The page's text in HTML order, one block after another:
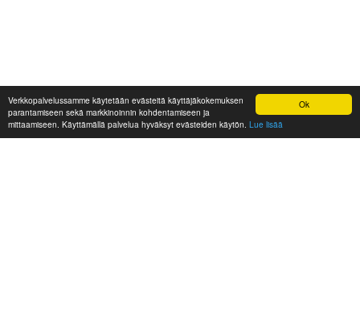
Ok
Verkkopalvelussamme käytetään evästeitä käyttäjäkokemuksen
parantamiseen sekä markkinoinnin kohdentamiseen ja
mittaamiseen. Käyttämällä palvelua hyväksyt evästeiden käytön. Lue lisää